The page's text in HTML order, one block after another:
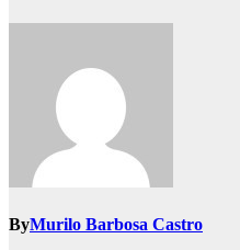
ByMurilo Barbosa Castro